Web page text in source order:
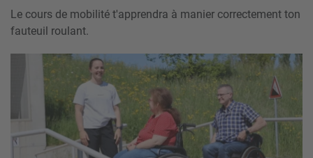
Le cours de mobilité t'apprendra à manier correctement ton
fauteuil roulant.